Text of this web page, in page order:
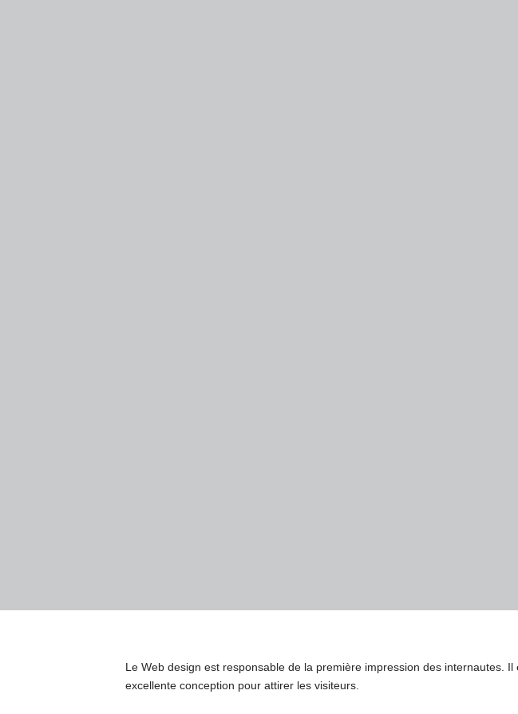
Le Web design est responsable de la première impression des internautes. Il
excellente conception pour attirer les visiteurs.